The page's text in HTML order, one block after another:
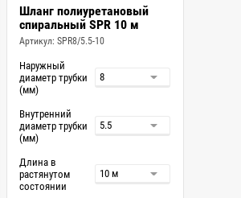
Шланг полиуретановый
спиральный SPR 10 м
Артикул: SPR8/5.5-10
Наружный
диаметр трубки
(мм)
Внутренний
диаметр трубки
(мм)
Длина в
растянутом
состоянии